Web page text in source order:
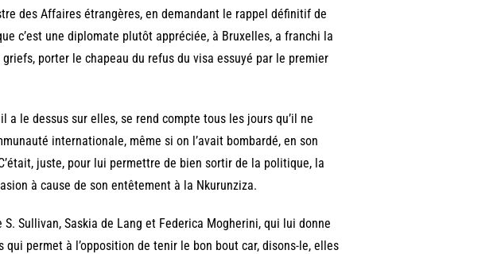
des Affaires étrangères, en demandant le rappel définitif de
c’est une diplomate plutôt appréciée, à Bruxelles, a franchi la
porter le chapeau du refus du visa essuyé par le premier
a le dessus sur elles, se rend compte tous les jours qu’il ne
internationale, même si on l’avait bombardé, en son
juste, pour lui permettre de bien sortir de la politique, la
à cause de son entêtement à la Nkurunziza.
Sullivan, Saskia de Lang et Federica Mogherini, qui lui donne
permet à l’opposition de tenir le bon bout car, disons-le, elles